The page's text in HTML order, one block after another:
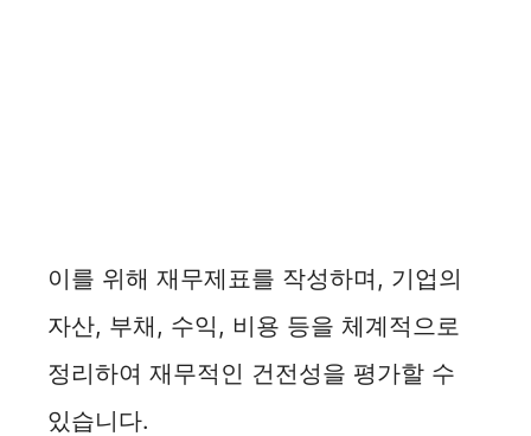
이를 위해 재무제표를 작성하며, 기업의
자산, 부채, 수익, 비용 등을 체계적으로
정리하여 재무적인 건전성을 평가할 수
있습니다.